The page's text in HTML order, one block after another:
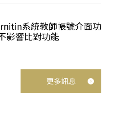
系統教師帳號介面功
影響比對功能
更多訊息